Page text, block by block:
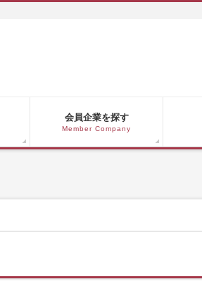
会員企業を探す
Member Company